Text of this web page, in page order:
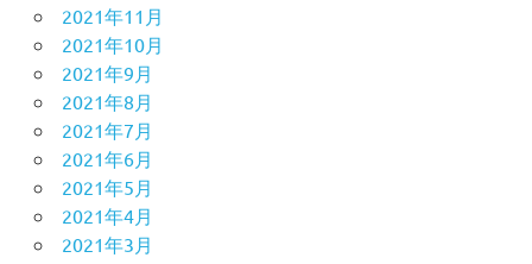
2021年11月
2021年10月
2021年9月
2021年8月
2021年7月
2021年6月
2021年5月
2021年4月
2021年3月